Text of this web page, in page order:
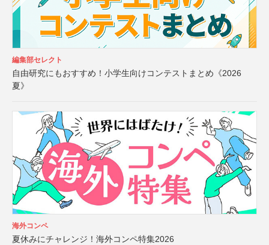
編集部セレクト
自由研究にもおすすめ！小学生向けコンテストまとめ《2026
夏》
海外コンペ
夏休みにチャレンジ！海外コンペ特集2026